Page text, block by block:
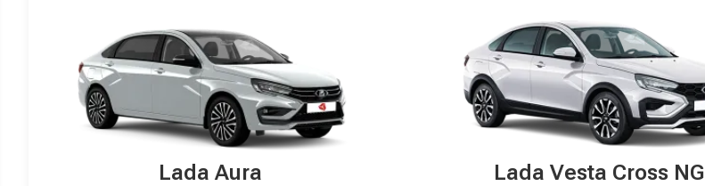
Lada Aura Lada Vesta Cross NG